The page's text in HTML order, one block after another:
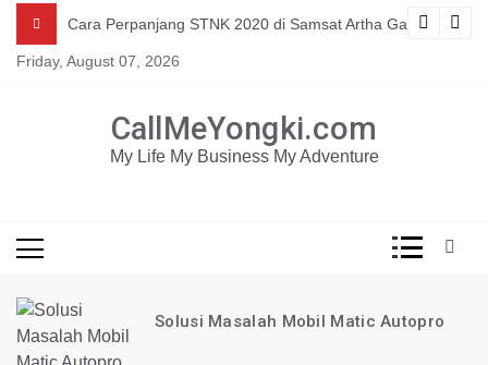
Mau dapat tutorial digital marketing GRATIS selama 1
TAHUN?
content
Cara Perpanjang STNK 2020 di Samsat Artha Gading
Friday, August 07, 2026
CallMeYongki.com
My Life My Business My Adventure
Solusi Masalah Mobil Matic Autopro